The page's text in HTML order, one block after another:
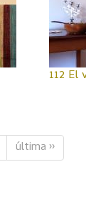
112 El
última ››